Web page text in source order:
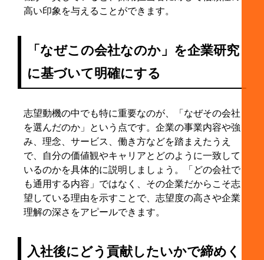
高い印象を与えることができます。
「なぜこの会社なのか」を企業研究
に基づいて明確にする
志望動機の中でも特に重要なのが、「なぜその会社
を選んだのか」という点です。企業の事業内容や強
み、理念、サービス、働き方などを踏まえたうえ
で、自分の価値観やキャリアとどのように一致して
いるのかを具体的に説明しましょう。「どの会社で
も通用する内容」ではなく、その企業だからこそ志
望している理由を示すことで、志望度の高さや企業
理解の深さをアピールできます。
入社後にどう貢献したいかで締めく